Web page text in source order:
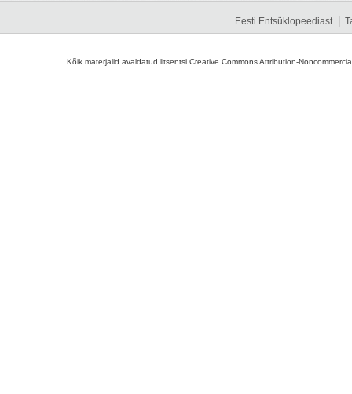
Eesti Entsüklopeediast
Kõik materjalid avaldatud litsentsi Creative Commons Attribution-